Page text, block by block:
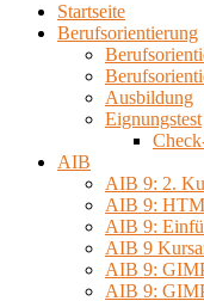
Startseite
Berufsorientierung
Ausbildung
Eignungstest
AIB
AIB 9: 2.
AIB 9:
AIB 9:
AIB 9
AIB 9:
AIB 9: